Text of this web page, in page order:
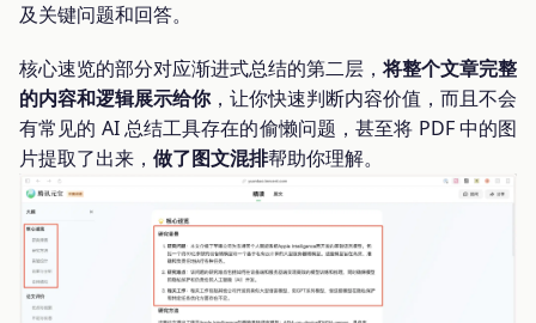
及关键问题和回答。
核心速览的部分对应渐进式总结的第二层，将整个文章完整
的内容和逻辑展示给你，让你快速判断内容价值，而且不会
有常见的 AI 总结工具存在的偷懒问题，甚至将 PDF 中的图
片提取了出来， 做了图文混排帮助你理解。